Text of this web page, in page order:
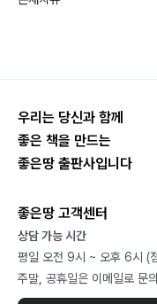
29. Q: 부분 틀니와
30. Q: 보철 치료 후
31. Q: 우리 아이의
까요? 96
32. Q: 불소 도포는
에 하나요? 102
34. Q: 아이들이 치과
할까요? 105
35. Q: 우리 아이가
우리는 당신과 함께
좋은 책을 만드는
좋은땅 출판사입니다
좋은땅 고객센터
상담 가능 시간
평일 오전 9시 ~ 오후 6시 (
주말, 공휴일은 이메일로 문